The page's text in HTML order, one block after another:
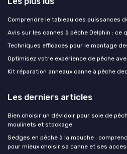
Comprendre le tableau des puissances
Avis sur les cannes à pêche Delphin : ce
Techniques efficaces pour le montage
Optimisez votre expérience de pêche
Kit réparation anneaux canne à pêche
Les derniers articles
Bien choisir un dévidoir pour soie de
moulinets et stockage
Sedges en pêche à la mouche :
pour mieux choisir sa canne et ses